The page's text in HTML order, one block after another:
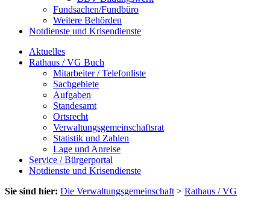
Fundsachen/Fundbüro
Weitere Behörden
Notdienste und Krisendienste
Aktuelles
Rathaus / VG Buch
Mitarbeiter / Telefonliste
Sachgebiete
Aufgaben
Standesamt
Ortsrecht
Verwaltungsgemeinschaftsrat
Statistik und Zahlen
Lage und Anreise
Service / Bürgerportal
Notdienste und Krisendienste
Sie sind hier: Die Verwaltungsgemeinschaft > Rathaus / VG